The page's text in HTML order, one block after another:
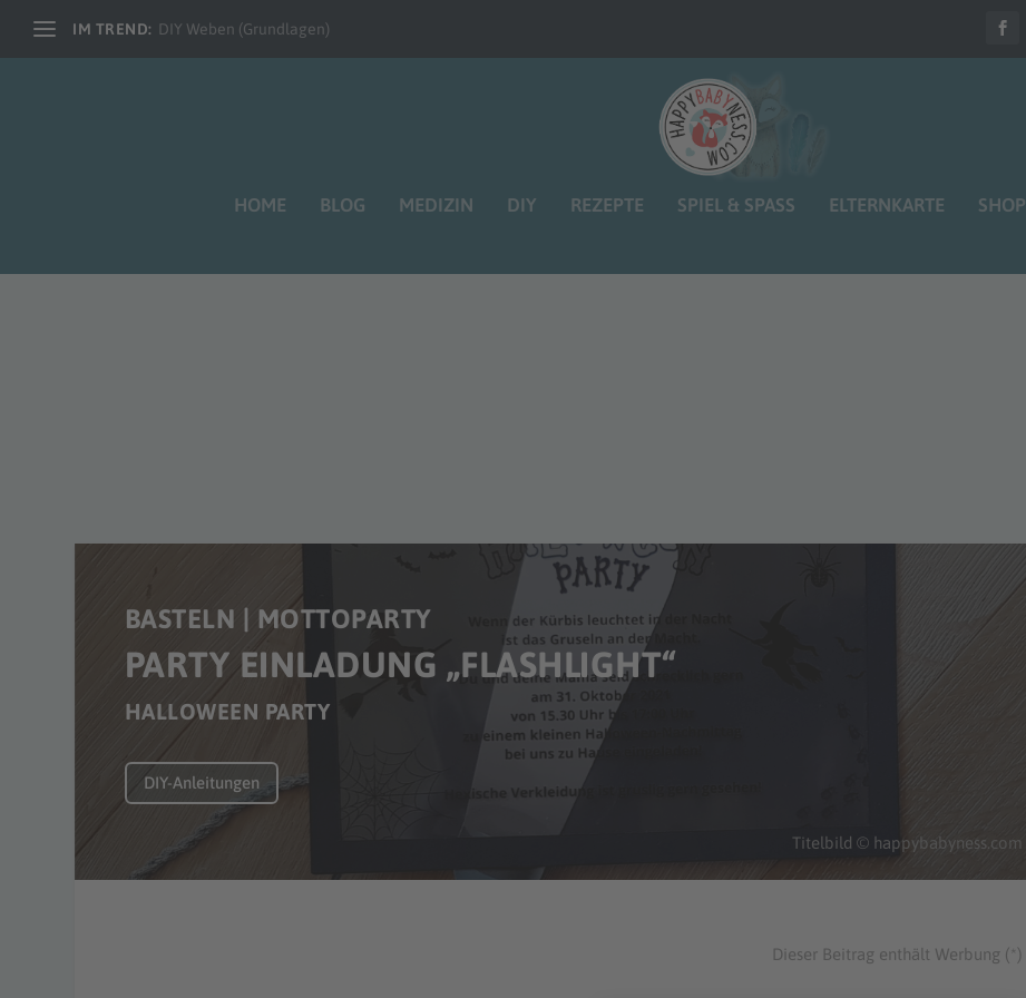
IM TREND: DIY Weben (Grundlagen)
HOME BLOG MEDIZIN DIY REZEPTE SPIEL & SPASS ELTERNKARTE SHOP
BASTELN | MOTTOPARTY
PARTY EINLADUNG „FLASHLIGHT“
HALLOWEEN PARTY
DIY-Anleitungen
Titelbild © happybabyness.com
Dieser Beitrag enthält Werbung (*)